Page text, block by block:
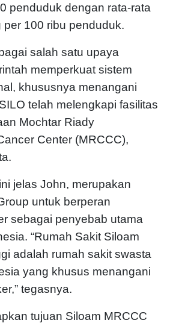
penduduk dengan rata-rata
per 100 ribu penduduk.
salah satu upaya
memperkuat sistem
khususnya menangani
telah melengkapi fasilitas
Mochtar Riady
Center (MRCCC),
jelas John, merupakan
untuk berperan
sebagai penyebab utama
“Rumah Sakit Siloam
adalah rumah sakit swasta
yang khusus menangani
tegasnya.
tujuan Siloam MRCCC